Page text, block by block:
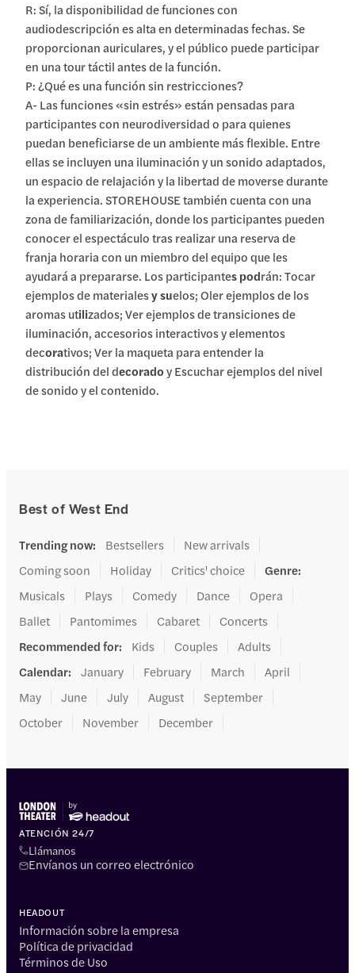
R: Sí, la disponibilidad de funciones con
audiodescripción es alta en determinadas fechas. Se
proporcionan auriculares, y el público puede participar
en una tour táctil antes de la función.
P: ¿Qué es una función sin restricciones?
A- Las funciones «sin estrés» están pensadas para
participantes con neurodiversidad o para quienes
puedan beneficiarse de un ambiente más flexible. Entre
ellas se incluyen una iluminación y un sonido adaptados,
un espacio de relajación y la libertad de moverse durante
la experiencia. STOREHOUSE también cuenta con una
zona de familiarización, donde los participantes pueden
conocer el espectáculo tras realizar una reserva de
franja horaria con un miembro del equipo que les
ayudará a prepararse. Los participantes podrán: Tocar
ejemplos de materialesy suelos; Oler ejemplos de los
aromas utilizados; Ver ejemplos de transiciones de
iluminación, accesorios interactivos y elementos
decorativos; Ver la maqueta para entender la
distribución del decoradoy Escuchar ejemplos del nivel
de sonido y el contenido.
Best of West End
Trending now: Bestsellers
New arrivals
Coming soon
Holiday Critics' choice Genre:
Musicals
Plays Comedy Dance
Opera
Ballet
Pantomimes Cabaret
Concerts
Recommended for: Kids Couples
Adults
Calendar: January February March
April
May
June July August
September
October
November December
ATENCIÓN 24/7
Llámanos
Envíanos un correo electrónico
HEADOUT
Información sobre la empresa
Política de privacidad
Términos de Uso